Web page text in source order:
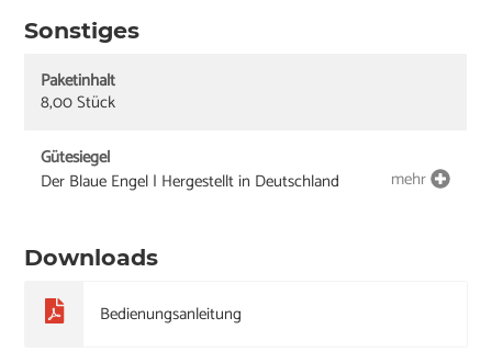
Sonstiges
Paketinhalt
8,00 Stück
Gütesiegel
Der Blaue Engel | Hergestellt in Deutschland
mehr
Downloads
Bedienungsanleitung